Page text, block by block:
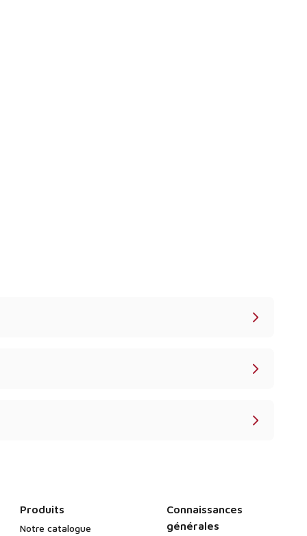
Produits
Notre catalogue
Connaissances
générales